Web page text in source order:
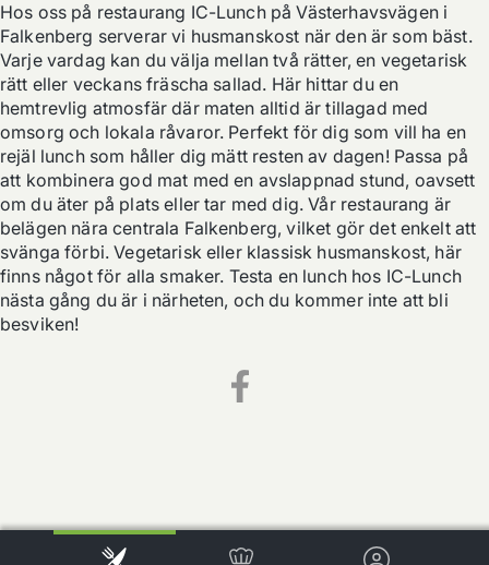
Hos oss på restaurang IC-Lunch på Västerhavsvägen i
Falkenberg serverar vi husmanskost när den är som bäst.
Varje vardag kan du välja mellan två rätter, en vegetarisk
rätt eller veckans fräscha sallad. Här hittar du en
hemtrevlig atmosfär där maten alltid är tillagad med
omsorg och lokala råvaror. Perfekt för dig som vill ha en
rejäl lunch som håller dig mätt resten av dagen! Passa på
att kombinera god mat med en avslappnad stund, oavsett
om du äter på plats eller tar med dig. Vår restaurang är
belägen nära centrala Falkenberg, vilket gör det enkelt att
svänga förbi. Vegetarisk eller klassisk husmanskost, här
finns något för alla smaker. Testa en lunch hos IC-Lunch
nästa gång du är i närheten, och du kommer inte att bli
besviken!